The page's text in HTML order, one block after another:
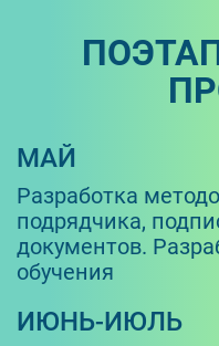
МАЙ
Разработка
подрядчика,
документов.
обучения
ИЮНЬ-ИЮЛЬ